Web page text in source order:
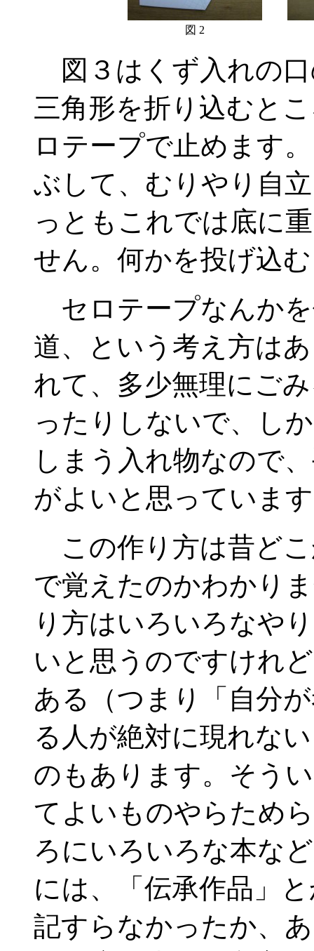
図 2
図３はくず入れの
三角形を折り込むと
ロテープで止めます
ぶして、むりやり自
っともこれでは底に
せん。何かを投げ込
セロテープなんか
道、という考え方は
れて、多少無理にご
ったりしないで、し
しまう入れ物なので
がよいと思っていま
この作り方は昔ど
で覚えたのかわかり
り方はいろいろなや
いと思うのですけれ
ある（つまり「自分
る人が絶対に現れな
のもあります。そう
てよいものやらため
ろにいろいろな本な
には、「伝承作品」
記すらなかったか、